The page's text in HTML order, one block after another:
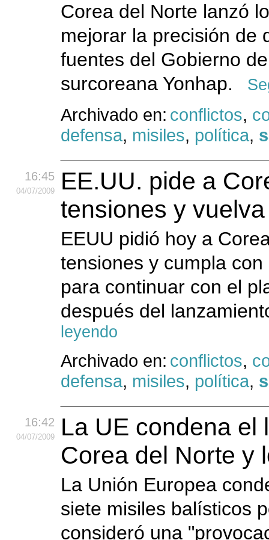
Corea del Norte lanzó
mejorar la precisión de
fuentes del Gobierno
surcoreana Yonhap.
Archivado en: conflictos,
defensa, misiles, política,
16:45
04/07/2009
EE.UU. pide a
tensiones y
EEUU pidió hoy a
tensiones y cumpla
para continuar con el
después del
leyendo
Archivado en: conflictos,
defensa, misiles, política,
16:42
04/07/2009
La UE condena el
Corea del Norte y
La Unión Europea
siete misiles balísticos
consideró una